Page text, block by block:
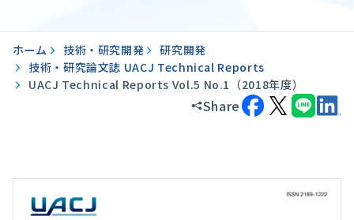
ホーム 技術・研究開発
研究開発
技術・研究論文誌 UACJ Technical Reports
UACJ Technical Reports Vol.5 No.1（2018年度）
Share